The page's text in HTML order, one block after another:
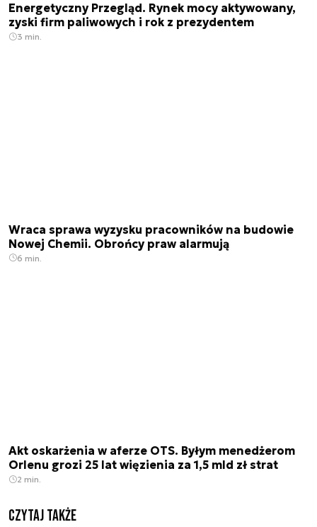
Energetyczny Przegląd. Rynek mocy aktywowany,
zyski firm paliwowych i rok z prezydentem
3 min.
Wraca sprawa wyzysku pracowników na budowie
Nowej Chemii. Obrońcy praw alarmują
6 min.
Akt oskarżenia w aferze OTS. Byłym menedżerom
Orlenu grozi 25 lat więzienia za 1,5 mld zł strat
2 min.
Czytaj także